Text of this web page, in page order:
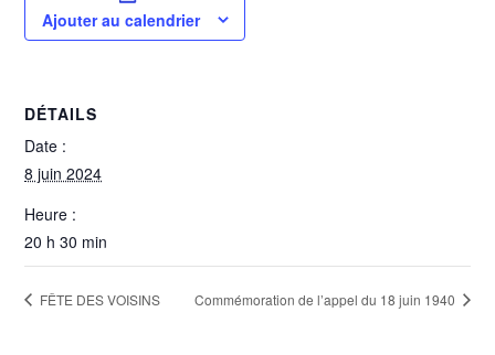
Ajouter au calendrier
DÉTAILS
Date :
8 juin 2024
Heure :
20 h 30 min
FÊTE DES VOISINS Commémoration de l’appel du 18 juin 1940